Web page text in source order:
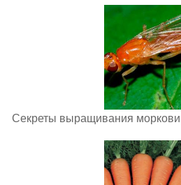
Секреты выращивания